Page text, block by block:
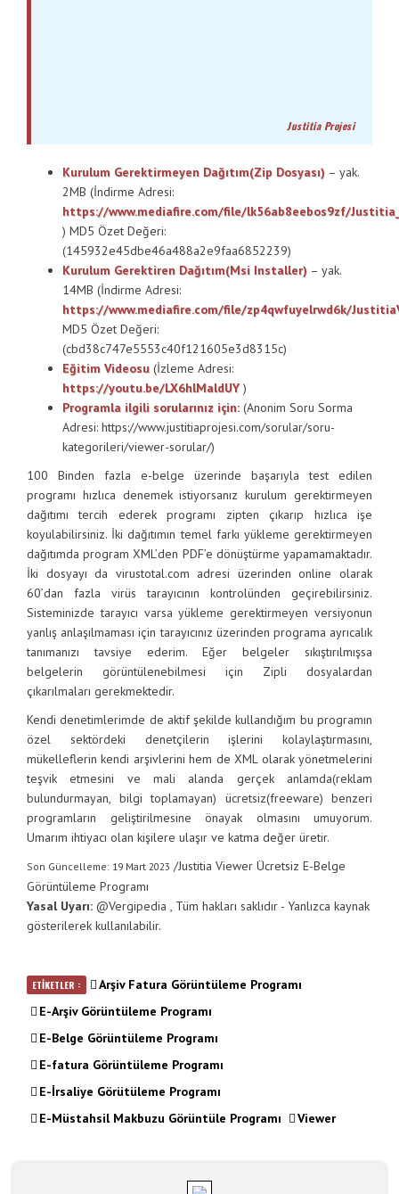
Kurulum Gerektirmeyen Dağıtım(Zip Dosyası) – yak.
2MB (İndirme Adresi:
https://www.mediafire.com/file/lk56ab8eebos9zf/
) MD5 Özet Değeri:
(145932e45dbe46a488a2e9faa6852239)
Kurulum Gerektiren Dağıtım(Msi Installer) – yak.
14MB (İndirme Adresi:
https://www.mediafire.com/file/zp4qwfuyelrwd6k/
MD5 Özet Değeri:
(cbd38c747e5553c40f121605e3d8315c)
Eğitim Videosu (İzleme Adresi:
https://youtu.be/LX6hlMaldUY)
Programla ilgili sorularınız için: (Anonim Soru Sorma
Adresi: https://www.justitiaprojesi.com/sorular/soru-
kategorileri/viewer-sorular/)
100 Binden fazla e-belge üzerinde başarıyla test edilen
programı hızlıca denemek istiyorsanız kurulum gerektirmeyen
dağıtımı tercih ederek programı zipten çıkarıp hızlıca işe
koyulabilirsiniz. İki dağıtımın temel farkı yükleme gerektirmeyen
dağıtımda program XML’den PDF’e dönüştürme yapamamaktadır.
İki dosyayı da virustotal.com adresi üzerinden online olarak
60’dan fazla virüs tarayıcının kontrolünden geçirebilirsiniz.
Sisteminizde tarayıcı varsa yükleme gerektirmeyen versiyonun
yanlış anlaşılmaması için tarayıcınız üzerinden programa ayrıcalık
tanımanızı tavsiye ederim. Eğer belgeler sıkıştırılmışsa
belgelerin görüntülenebilmesi için Zipli dosyalardan
çıkarılmaları gerekmektedir.
Kendi denetimlerimde de aktif şekilde kullandığım bu programın
özel sektördeki denetçilerin işlerini kolaylaştırmasını,
mükelleflerin kendi arşivlerini hem de XML olarak yönetmelerini
teşvik etmesini ve mali alanda gerçek anlamda(reklam
bulundurmayan, bilgi toplamayan) ücretsiz(freeware) benzeri
programların geliştirilmesine önayak olmasını umuyorum.
Umarım ihtiyacı olan kişilere ulaşır ve katma değer üretir.
Son Güncelleme: 19 Mart 2023 /Justitia Viewer Ücretsiz E-Belge
Görüntüleme Programı
Yasal Uyarı: @Vergipedia , Tüm hakları saklıdır - Yanlızca kaynak
gösterilerek kullanılabilir.
ETİKETLER :
Arşiv Fatura Görüntüleme Programı
E-Arşiv Görüntüleme Programı
E-Belge Görüntüleme Programı
E-fatura Görüntüleme Programı
E-İrsaliye Görütüleme Programı
E-Müstahsil Makbuzu Görüntüle Programı
Viewer